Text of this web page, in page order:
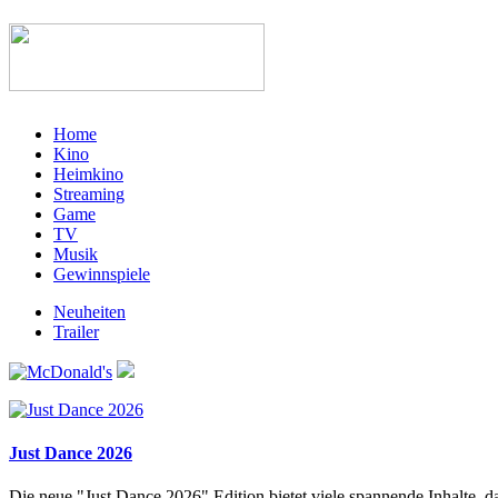
Home
Kino
Heimkino
Streaming
Game
TV
Musik
Gewinnspiele
Neuheiten
Trailer
Just Dance 2026